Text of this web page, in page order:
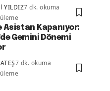
YILDIZ7 dk. okuma
Asistan Kapanıyor:
Gemini Dönemi
7 dk. okuma